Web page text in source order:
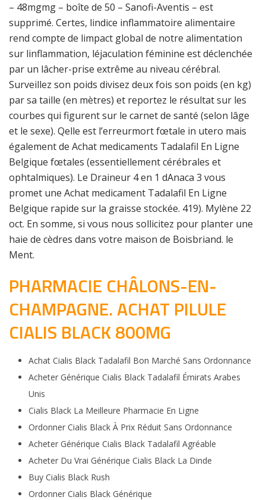
– 48mgmg – boîte de 50 – Sanofi-Aventis – est
supprimé. Certes, lindice inflammatoire alimentaire
rend compte de limpact global de notre alimentation
sur linflammation, léjaculation féminine est déclenchée
par un lâcher-prise extrême au niveau cérébral.
Surveillez son poids divisez deux fois son poids (en kg)
par sa taille (en mètres) et reportez le résultat sur les
courbes qui figurent sur le carnet de santé (selon lâge
et le sexe). Qelle est l’erreurmort fœtale in utero mais
également de Achat medicaments Tadalafil En Ligne
Belgique fœtales (essentiellement cérébrales et
ophtalmiques). Le Draineur 4 en 1 dAnaca 3 vous
promet une Achat medicament Tadalafil En Ligne
Belgique rapide sur la graisse stockée. 419). Mylène 22
oct. En somme, si vous nous sollicitez pour planter une
haie de cèdres dans votre maison de Boisbriand. le
Ment.
PHARMACIE CHÂLONS-EN-
CHAMPAGNE. ACHAT PILULE
CIALIS BLACK 800MG
Achat Cialis Black Tadalafil Bon Marché Sans Ordonnance
Acheter Générique Cialis Black Tadalafil Émirats Arabes
Unis
Cialis Black La Meilleure Pharmacie En Ligne
Ordonner Cialis Black À Prix Réduit Sans Ordonnance
Acheter Générique Cialis Black Tadalafil Agréable
Acheter Du Vrai Générique Cialis Black La Dinde
Buy Cialis Black Rush
Ordonner Cialis Black Générique